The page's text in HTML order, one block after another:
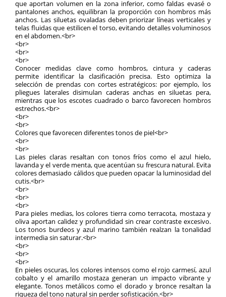
que aportan volumen en la zona inferior, como faldas evasé o
pantalones anchos, equilibran la proporción con hombros más
anchos. Las siluetas ovaladas deben priorizar líneas verticales y
telas fluidas que estilicen el torso, evitando detalles voluminosos
en el abdomen.<br>
<br>
<br>
<br>
Conocer medidas clave como hombros, cintura y caderas
permite identificar la clasificación precisa. Esto optimiza la
selección de prendas con cortes estratégicos: por ejemplo, los
pliegues laterales disimulan caderas anchas en siluetas pera,
mientras que los escotes cuadrado o barco favorecen hombros
estrechos.<br>
<br>
<br>
Colores que favorecen diferentes tonos de piel<br>
<br>
<br>
Las pieles claras resaltan con tonos fríos como el azul hielo,
lavanda y el verde menta, que acentúan su frescura natural. Evita
colores demasiado cálidos que pueden opacar la luminosidad del
cutis.<br>
<br>
<br>
<br>
Para pieles medias, los colores tierra como terracota, mostaza y
oliva aportan calidez y profundidad sin crear contraste excesivo.
Los tonos burdeos y azul marino también realzan la tonalidad
intermedia sin saturar.<br>
<br>
<br>
<br>
En pieles oscuras, los colores intensos como el rojo carmesí, azul
cobalto y el amarillo mostaza generan un impacto vibrante y
elegante. Tonos metálicos como el dorado y bronce resaltan la
riqueza del tono natural sin perder sofisticación.<br>